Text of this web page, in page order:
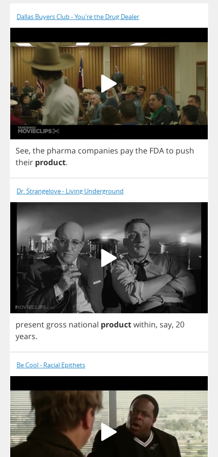
Dallas Buyers Club - You're the Drug Dealer
See, the pharma companies paythe FDAto push
their product.
Dr. Strangelove - Living Underground
present gross national productwithin, say, 20
years.
Be Cool - Racial Epithets